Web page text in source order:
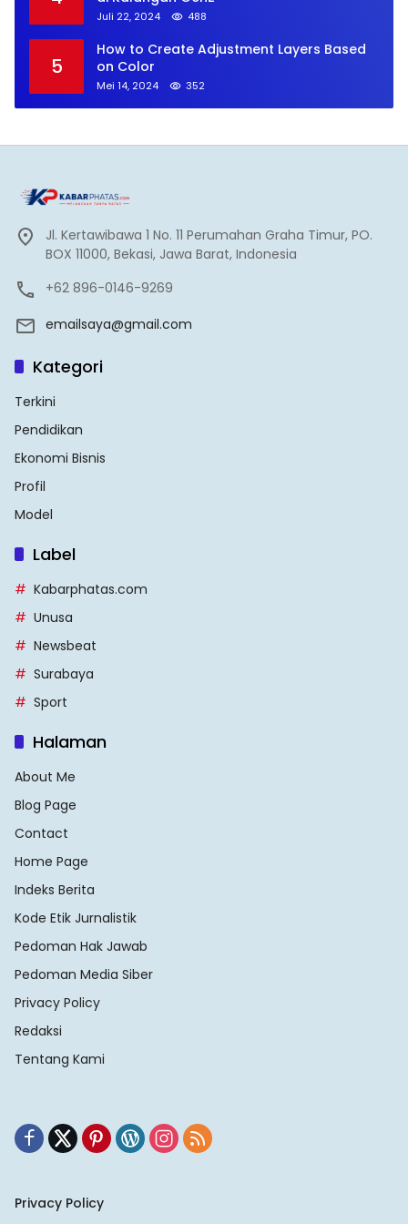
Juli 22, 2024 488
5
How to Create Adjustment Layers Based
on Color
Mei 14, 2024 352
Jl. Kertawibawa 1 No. 11 Perumahan Graha Timur, PO.
BOX 11000, Bekasi, Jawa Barat, Indonesia
+62 896-0146-9269
emailsaya@gmail.com
Kategori
Terkini
Pendidikan
Ekonomi Bisnis
Profil
Model
Label
Kabarphatas.com
Unusa
Newsbeat
Surabaya
Sport
Halaman
About Me
Blog Page
Contact
Home Page
Indeks Berita
Kode Etik Jurnalistik
Pedoman Hak Jawab
Pedoman Media Siber
Privacy Policy
Redaksi
Tentang Kami
Privacy Policy